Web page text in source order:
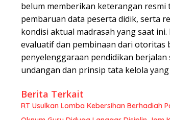
belum memberikan keterangan
pembaruan data peserta didik, serta
kondisi aktual madrasah yang saat
evaluatif dan pembinaan dari otoritas
penyelenggaraan pendidikan
undangan dan prinsip tata kelola yang
Berita Terkait
RT Usulkan Lomba Kebersihan Berhadiah